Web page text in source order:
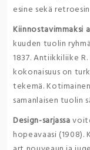
esine sekä
Kiinnostavimmaksi
kuuden tuolin
1837. Antiikkiliike
kokonaisuus on
tekemä.
samanlaisen tuolin
Design-sarjassa
hopeavaasi (1908).